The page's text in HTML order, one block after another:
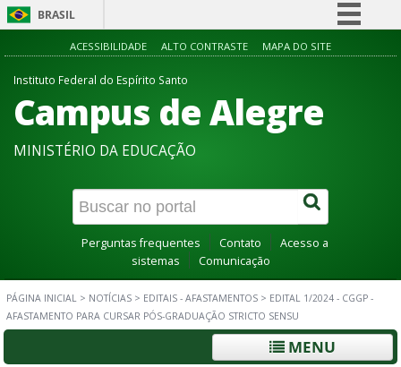
BRASIL
Simplifique!
Acesso à informação
Canais
ACESSIBILIDADE ALTO CONTRASTE MAPA DO SITE
Instituto Federal do Espírito Santo
Campus de Alegre
MINISTÉRIO DA EDUCAÇÃO
Perguntas frequentes Contato
Acesso a
sistemas
Comunicação
PÁGINA INICIAL > NOTÍCIAS > EDITAIS - AFASTAMENTOS > EDITAL 1/2024 - CGGP -
AFASTAMENTO PARA CURSAR PÓS-GRADUAÇÃO STRICTO SENSU
MENU